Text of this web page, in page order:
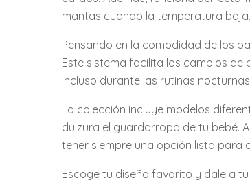
mantas cuando la temperatura baja.
Pensando en la comodidad de los
Este sistema facilita los cambios de
incluso durante las rutinas
La colección incluye modelos
dulzura el guardarropa de tu bebé.
tener siempre una opción lista para
Escoge tu diseño favorito y dale a